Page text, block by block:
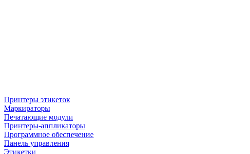
Принтеры этикеток
Маркираторы
Печатающие модули
Принтеры-аппликаторы
Программное обеспечение
Панель управления
Этикетки